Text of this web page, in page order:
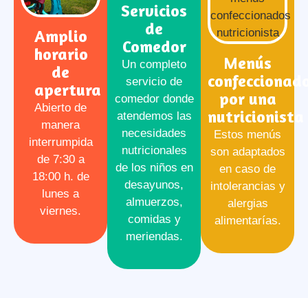
Amplio
horario
de
apertura
Abierto de
manera
interrumpida
de 7:30 a
18:00 h. de
lunes a
viernes.
Servicios
de
Comedor
Un completo
servicio de
comedor donde
atendemos las
necesidades
nutricionales
de los niños en
desayunos,
almuerzos,
comidas y
meriendas.
Menús
por una
nutricionista
Estos menús
son adaptados
en caso de
intolerancias y
alergias
alimentarías.